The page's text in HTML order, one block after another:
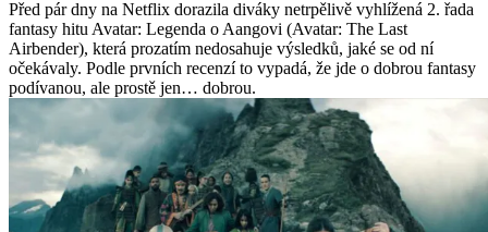
Před pár dny na Netflix dorazila diváky netrpělivě vyhlížená 2. řada
fantasy hitu Avatar: Legenda o Aangovi (Avatar: The Last
Airbender), která prozatím nedosahuje výsledků, jaké se od ní
očekávaly. Podle prvních recenzí to vypadá, že jde o dobrou fantasy
podívanou, ale prostě jen… dobrou.